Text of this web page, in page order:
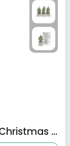
Congreet® plantpots small - Christmas edition